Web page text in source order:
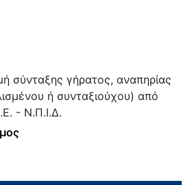
σύνταξης γήρατος, αναπηρίας
ή συνταξιούχου) από
- Ν.Π.Ι.Δ.